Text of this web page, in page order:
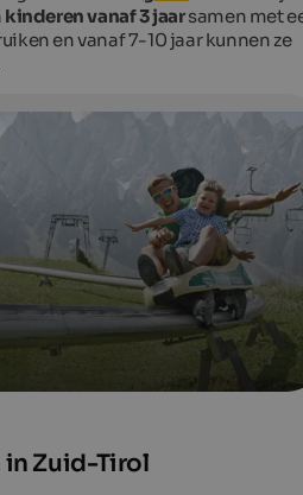
run in South Tyrol is
Dolomites and offers 3 minutes of
- Dolomitenregion 3 Zinnen
kinderen vanaf 3 jaarsamen met
en vanaf 7-10 jaar kunnen ze
in Zuid-Tirol